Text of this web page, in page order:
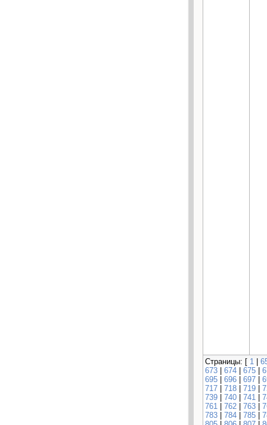
Страницы: [ 1 |
673 | 674 | 675 |
695 | 696 | 697 |
717 | 718 | 719 |
739 | 740 | 741 |
761 | 762 | 763 |
783 | 784 | 785 |